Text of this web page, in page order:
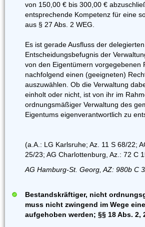
von 150,00 € bis 300,00 €
entsprechende Kompetenz für eine
aus § 27 Abs. 2 WEG.
Es ist gerade Ausfluss der delegierten
Entscheidungsbefugnis der
von den Eigentümern vorgegebenen
nachfolgend einen (geeigneten)
auszuwählen. Ob die Verwaltung
einholt oder nicht, ist von ihr im
ordnungsmäßiger Verwaltung des
Eigentums eigenverantwortlich zu
(a.A.: LG Karlsruhe; Az. 11 S 68/22;
25/23; AG Charlottenburg, Az.: 72 C
AG Hamburg-St. Georg, AZ: 980b C
Bestandskräftiger, nicht
muss nicht zwingend im Wege
aufgehoben werden; §§ 18 Abs. 2,